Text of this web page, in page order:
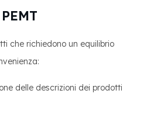
che richiedono un equilibrio
delle descrizioni dei prodotti